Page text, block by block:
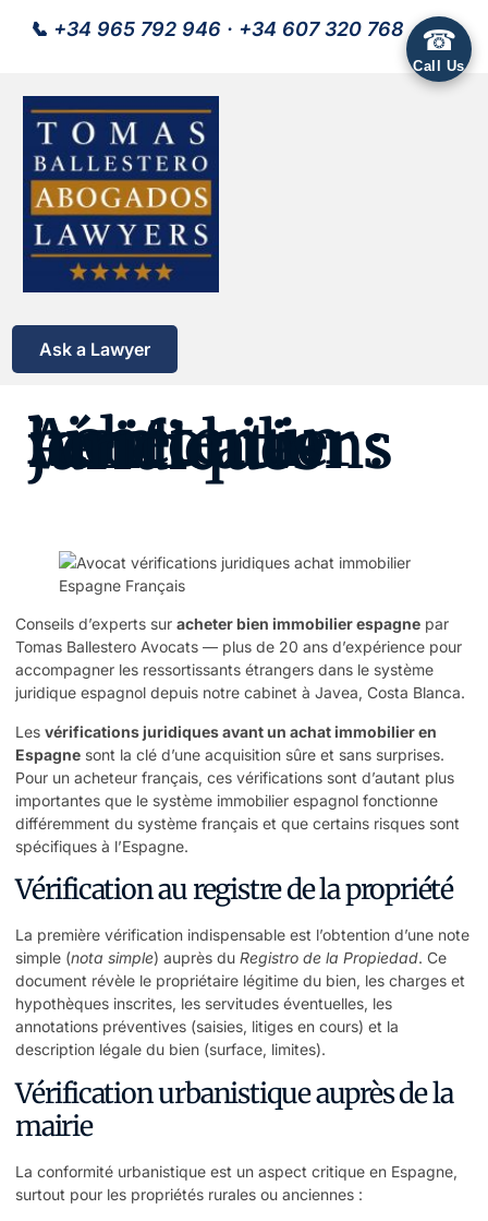
📞 +34 965 792 946 · +34 607 320 768
Ask a Lawyer
Acheter un bien immobilier : les vérifications juridiques
Conseils d’experts sur acheter bien immobilier espagne par
Tomas Ballestero Avocats — plus de 20 ans d’expérience pour
accompagner les ressortissants étrangers dans le système
juridique espagnol depuis notre cabinet à Javea, Costa Blanca.
Les vérifications juridiques avant un achat immobilier en
Espagne sont la clé d’une acquisition sûre et sans surprises.
Pour un acheteur français, ces vérifications sont d’autant plus
importantes que le système immobilier espagnol fonctionne
différemment du système français et que certains risques sont
spécifiques à l’Espagne.
Vérification au registre de la propriété
La première vérification indispensable est l’obtention d’une note
simple (nota simple) auprès du Registro de la Propiedad. Ce
document révèle le propriétaire légitime du bien, les charges et
hypothèques inscrites, les servitudes éventuelles, les
annotations préventives (saisies, litiges en cours) et la
description légale du bien (surface, limites).
Vérification urbanistique auprès de la
mairie
La conformité urbanistique est un aspect critique en Espagne,
surtout pour les propriétés rurales ou anciennes :
☎
Call Us